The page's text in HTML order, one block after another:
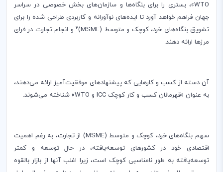
WTO»، بستری را برای بنگاه‌ها و سازمان‌های بخش خصوصی در سراسر
جهان فراهم خواهد آورد تا ایده‌های نوآورانه و کاربردی طراحی شده را برای
تشویق بنگاه‌های خرد، کوچک و متوسط (MSME
)
2و انجام تجارت در فرای
مرزها ارائه دهند.
آن دسته از کسب و کارهایی که پیشنهادهای موفقیت‌آمیز ارائه می‌دهند،
به عنوان «قهرمانان کسب و کار کوچک ICC و WTO» شناخته می‌شوند.
سهم بنگاه‌های خرد، کوچک و متوسط (MSME) از تجارت، به رغم اهمیت
اقتصادی خود در کشورهای توسعه‌یافته، در حال توسعه و کمتر
توسعه‌یافته به طور نامناسبی کوچک است، زیرا اغلب آنها از بازار بالقوه